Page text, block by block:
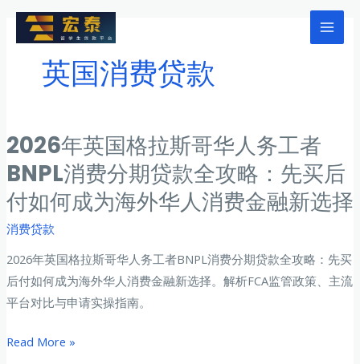
Main
英国消费贷款
2026年英国格拉斯哥华人务工者
BNPL消费分期贷款全攻略：先买后
付如何成为海外华人消费金融新选择
消费贷款
2026年英国格拉斯哥华人务工者BNPL消费分期贷款全攻略：先买
后付如何成为海外华人消费金融新选择。解析FCA监管政策、主流
平台对比与申请实操指南。
2026
Read More »